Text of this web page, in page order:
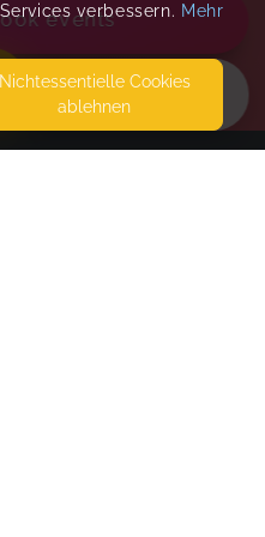
events
verbessern. Mehr
Nicht­essentielle Cookies
ablehnen